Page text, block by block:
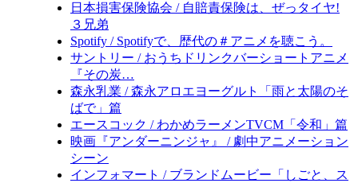
日本損害保険協会 / 自賠責保険は、ぜっタイヤ!
３兄弟
Spotify / Spotifyで、歴代の＃アニメを聴こう。
サントリー / おうちドリンクバーショートアニメ
『その炭…
森永乳業 / 森永アロエヨーグルト「雨と太陽のそ
ばで」篇
エースコック / わかめラーメンTVCM「令和」篇
映画『アンダーニンジャ』 / 劇中アニメーション
シーン
インフォマート / ブランドムービー「しごと、ス